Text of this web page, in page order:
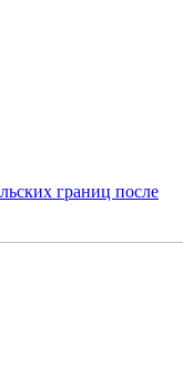
границ после